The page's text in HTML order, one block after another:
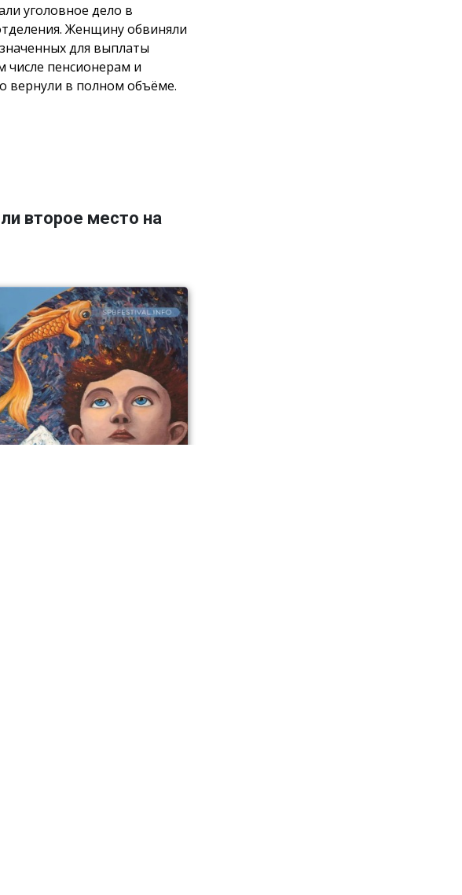
уголовное дело в
Женщину обвиняли
для выплаты
числе пенсионерам и
вернули в полном объёме.
второе место на